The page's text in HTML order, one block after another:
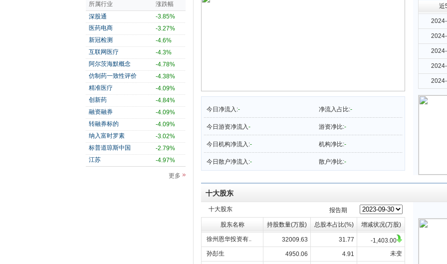
所属行业
涨跌幅
深股通
-3.85%
医药电商
-3.27%
新冠检测
-4.6%
互联网医疗
-4.3%
阿尔茨海默概念
-4.78%
仿制药一致性评价
-4.38%
精准医疗
-4.09%
创新药
-4.84%
融资融券
-4.09%
转融券标的
-4.09%
纳入富时罗素
-3.02%
标普道琼斯中国
-2.79%
江苏
-4.97%
更多
今日净流入:- 净流入占比:-
今日游资净流入- 游资净比:-
今日机构净流入:- 机构净比:-
今日散户净流入:- 散户净比:-
近
十大股东
十大股东 报告期
股东名称 持股数量(万股) 总股本占比(%) 增减状况(万股)
徐州恩华投资有.. 32009.63 31.77
-1,403.00
孙彭生
4950.06 4.91 未变